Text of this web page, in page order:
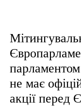
не має
акції